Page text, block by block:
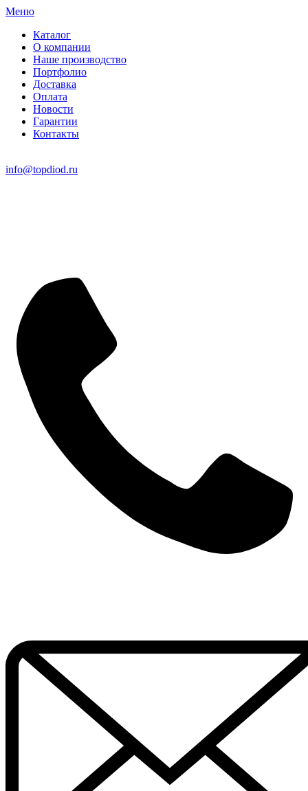
Меню
Каталог
О компании
Наше производство
Портфолио
Доставка
Оплата
Новости
Гарантии
Контакты
info@topdiod.ru